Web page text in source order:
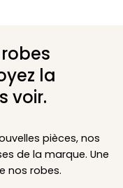
la
voir.
pièces, nos
de la marque. Une
nos robes.